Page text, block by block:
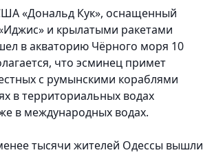
«Дональд Кук», оснащенный
и крылатыми ракетами
в акваторию Чёрного моря 10
что эсминец примет
с румынскими кораблями
в территориальных водах
в международных водах.
тысячи жителей Одессы вышли